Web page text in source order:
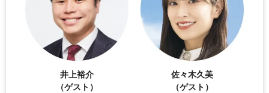
井上裕介
（ゲスト）
佐々木久美
（ゲスト）